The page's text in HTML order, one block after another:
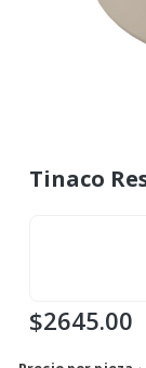
Tinaco
$2645.00